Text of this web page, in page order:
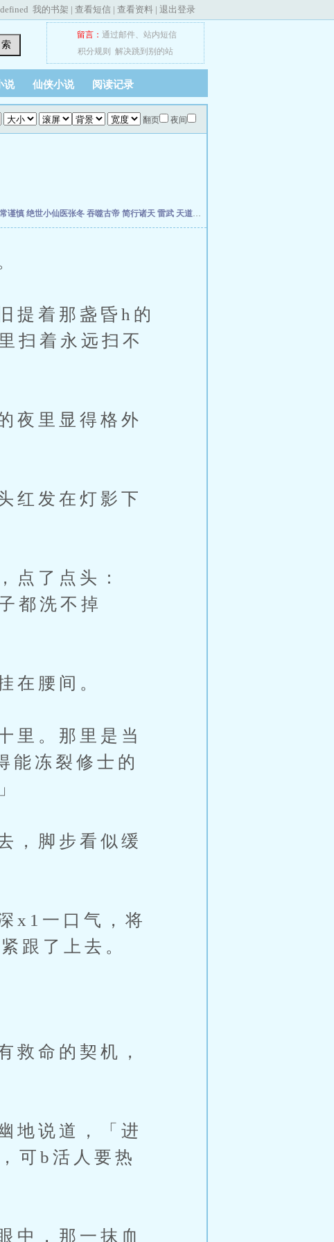
我的书架 | 查看短信 | 查看资料 | 退出登录
留言： 通过邮件、 站内短信
积分规则
解决跳到别的站
说 仙侠小说 阅读记录
翻页 夜间
谨慎 绝世小仙医张冬 吞噬古帝 简行诸天 雷武 天道天骄
着那盏昏h的
扫着永远扫不
里显得格外
发在灯影下
了点头：
都洗不掉
腰间。
。那里是当
能冻裂修士的
脚步看似缓
一口气，将
跟了上去。
命的契机，
说道，「进
可b活人要热
，那一抹血